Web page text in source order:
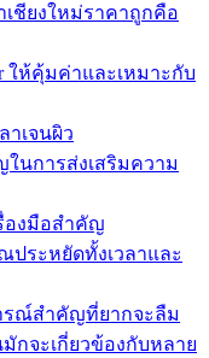
เชียงใหม่ราคาถูกคือ
ให้คุ้มค่าและเหมาะกับ
าเจนผิว
นการส่งเสริมความ
รื่องมือสำคัญ
ประหยัดทั้งเวลาและ
รณ์สำคัญที่ยากจะลืม
กจะเกี่ยวข้องกับหลาย